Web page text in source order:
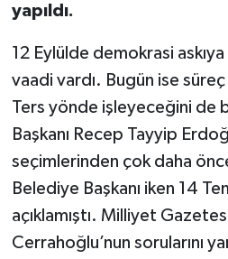
yapıldı.
12 Eylülde demokrasi askıya
vaadi vardı. Bugün ise
Ters yönde işleyeceğini de
Başkanı Recep Tayyip
seçimlerinden çok daha
Belediye Başkanı iken 14
açıklamıştı. Milliyet
Cerrahoğlu’nun sorularını